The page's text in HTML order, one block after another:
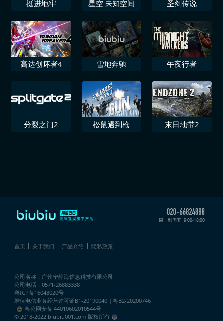
挺进地牢 星空 未知空间 圣剑传说
高达创坏者4 雪地奔驰 午夜行者
分裂之门2 松鼠遇到枪 末日地带2
周一到周五 9:00-18:00
首页 关于我们 产品介绍 隐私政策
公司名称：广州宁静海信息科技有限公司
公司电话：0571-26883338
粤ICP备16043020号
增值电信业务经营许可证B1-20190040 | 粤B2-20200746
粤公网安备 44010602010544号
© 2018-2022 biubiu001.com 版权所有